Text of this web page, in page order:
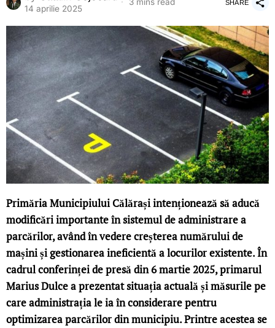
14 aprilie 2025
SHARE
Primăria Municipiului Călărași intenționează să aducă
modificări importante în sistemul de administrare a
parcărilor, având în vedere creșterea numărului de
mașini și gestionarea ineficientă a locurilor existente. În
cadrul conferinței de presă din 6 martie 2025, primarul
Marius Dulce a prezentat situația actuală și măsurile pe
care administrația le ia în considerare pentru
optimizarea parcărilor din municipiu. Printre acestea se